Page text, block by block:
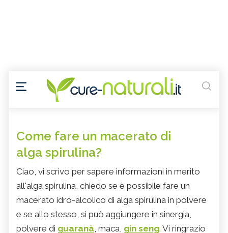
Come fare un macerato di
alga spirulina?
Ciao, vi scrivo per sapere informazioni in merito
all'alga spirulina, chiedo se è possibile fare un
macerato idro-alcolico di alga spirulina in polvere
e se allo stesso, si può aggiungere in sinergia,
polvere di guaranà, maca, gin seng. Vi ringrazio